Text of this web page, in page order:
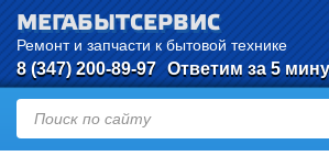
МЕГАБЫТСЕРВИС
Ремонт и запчасти к бытовой технике
8 (347) 200-89-97 Ответим за 5